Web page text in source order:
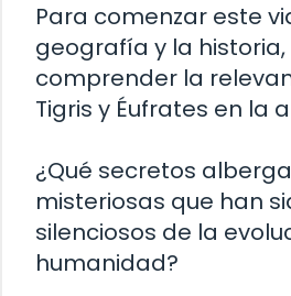
Para comenzar este
geografía y la
comprender la
Tigris y Éufrates en la
¿Qué secretos
misteriosas que han
silenciosos de la
humanidad?